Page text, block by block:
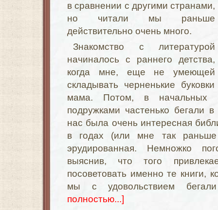
в сравнении с другими странами,
но читали мы раньше
действительно очень много.
Знакомство с литературой
начиналось с раннего детства,
когда мне, еще не умеющей
складывать черненькие
мама. Потом, в
подружками частенько бегали
нас была очень интересная
в годах (или мне так раньше
эрудированная. Немножко
выяснив, что того
посоветовать именно те книги,
мы с удовольствием
полностью...]